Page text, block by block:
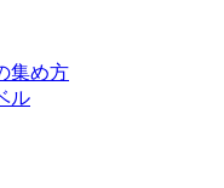
集め方
ル